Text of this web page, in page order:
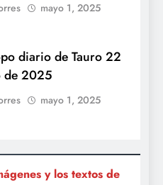
mayo 1, 2025
diario de Tauro 22
de 2025
mayo 1, 2025
y los textos de